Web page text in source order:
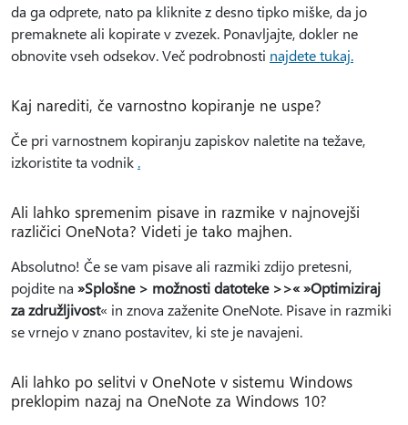
da ga odprete, nato pa kliknite z desno tipko miške, da jo
premaknete ali kopirate v zvezek. Ponavljajte, dokler ne
obnovite vseh odsekov. Več podrobnosti najdete tukaj.
Kaj narediti, če varnostno kopiranje ne uspe?
Če pri varnostnem kopiranju zapiskov naletite na težave,
izkoristite ta vodnik .
Ali lahko spremenim pisave in razmike v najnovejši
različici OneNota? Videti je tako majhen.
Absolutno! Če se vam pisave ali razmiki zdijo pretesni,
pojdite na »Splošne > možnosti datoteke >>« »Optimiziraj
za združljivost« in znova zaženite OneNote. Pisave in razmiki
se vrnejo v znano postavitev, ki ste je navajeni.
Ali lahko po selitvi v OneNote v sistemu Windows
preklopim nazaj na OneNote za Windows 10?